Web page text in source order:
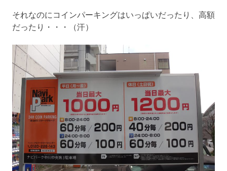
それなのにコインパーキングはいっぱいだったり、高額
だったり・・・（汗）